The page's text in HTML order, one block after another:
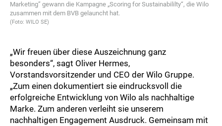
Marketing” gewann die Kampagne „Scoring for Sustainabililty“, die Wilo
zusammen mit dem BVB gelauncht hat.
(Foto: WILO SE)
„Wir freuen über diese Auszeichnung ganz
besonders“, sagt Oliver Hermes,
Vorstandsvorsitzender und CEO der Wilo Gruppe.
„Zum einen dokumentiert sie eindrucksvoll die
erfolgreiche Entwicklung von Wilo als nachhaltige
Marke. Zum anderen verleiht sie unserem
nachhaltigen Engagement Ausdruck. Gemeinsam mit